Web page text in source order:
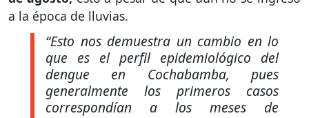
a la época de lluvias.
“Esto nos demuestra un cambio en lo
que es el perfil epidemiológico del
dengue en Cochabamba, pues
generalmente los primeros casos
correspondían a los meses de